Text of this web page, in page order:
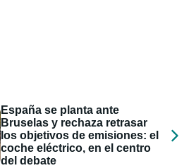
España se planta ante
Bruselas y rechaza retrasar
los objetivos de emisiones: el
coche eléctrico, en el centro
del debate